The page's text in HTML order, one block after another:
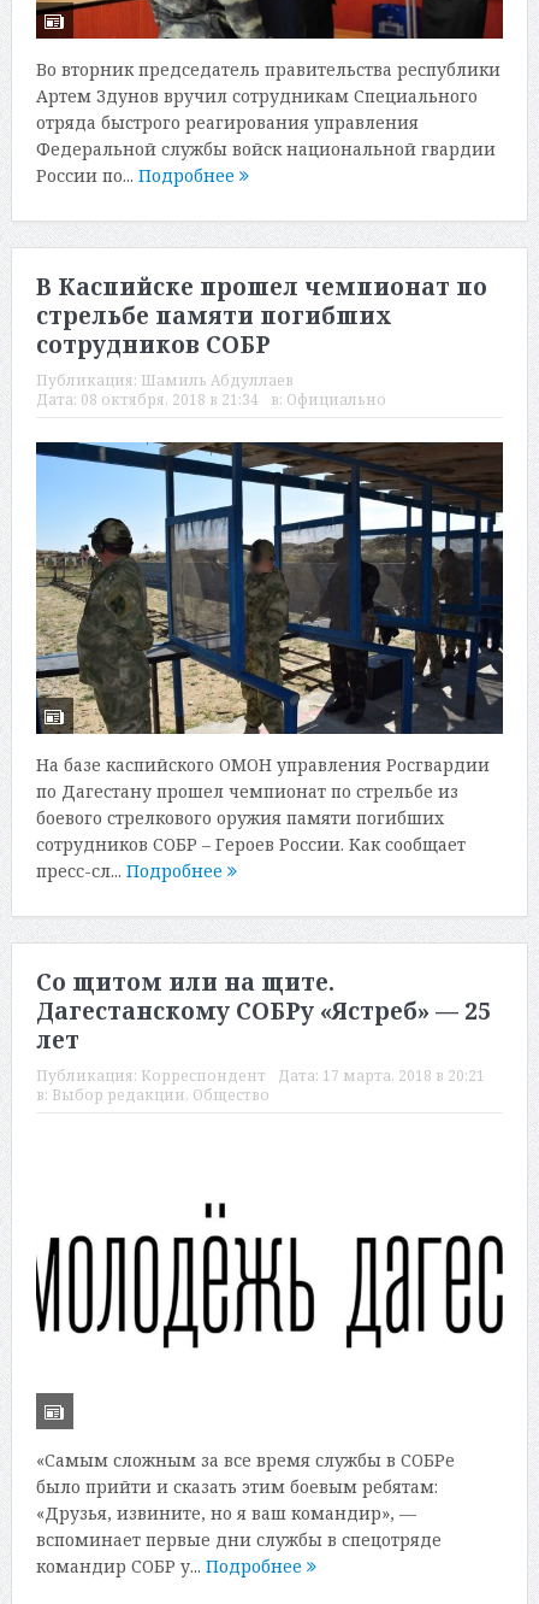
Во вторник председатель правительства республики
Артем Здунов вручил сотрудникам Специального
отряда быстрого реагирования управления
Федеральной службы войск национальной гвардии
России по... Подробнее
В Каспийске прошел чемпионат по
стрельбе памяти погибших
сотрудников СОБР
Публикация: Шамиль Абдуллаев
Дата: 08 октября, 2018 в 21:34 в: Официально
На базе каспийского ОМОН управления Росгвардии
по Дагестану прошел чемпионат по стрельбе из
боевого стрелкового оружия памяти погибших
сотрудников СОБР – Героев России. Как сообщает
пресс-сл... Подробнее
Со щитом или на щите.
Дагестанскому СОБРу «Ястреб» — 25
лет
Публикация: Корреспондент Дата: 17 марта, 2018 в 20:21
в: Выбор редакции, Общество
«Самым сложным за все время службы в СОБРе
было прийти и сказать этим боевым ребятам:
«Друзья, извините, но я ваш командир», —
вспоминает первые дни службы в спецотряде
командир СОБР у... Подробнее